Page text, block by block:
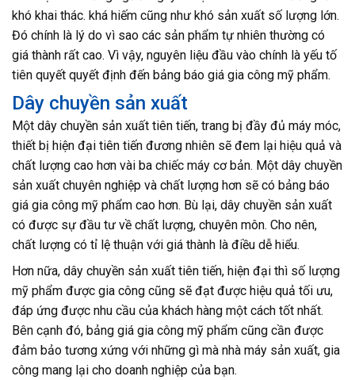
khó khai thác. khá hiếm cũng như khó sản xuất số lượng lớn.
Đó chính là lý do vì sao các sản phẩm tự nhiên thường có
giá thành rất cao. Vì vậy, nguyên liệu đầu vào chính là yếu tố
tiên quyết quyết định đến bảng báo giá gia công mỹ phẩm.
Dây chuyền sản xuất
Một dây chuyền sản xuất tiên tiến, trang bị đầy đủ máy móc,
thiết bị hiện đại tiên tiến đương nhiên sẽ đem lại hiệu quả và
chất lượng cao hơn vài ba chiếc máy cơ bản. Một dây chuyền
sản xuất chuyên nghiệp và chất lượng hơn sẽ có bảng báo
giá gia công mỹ phẩm cao hơn. Bù lại, dây chuyền sản xuất
có được sự đầu tư về chất lượng, chuyên môn. Cho nên,
chất lượng có tỉ lệ thuận với giá thành là điều dễ hiểu.
Hơn nữa, dây chuyền sản xuất tiên tiến, hiện đại thì số lượng
mỹ phẩm được gia công cũng sẽ đạt được hiệu quả tối ưu,
đáp ứng được nhu cầu của khách hàng một cách tốt nhất.
Bên cạnh đó, bảng giá gia công mỹ phẩm cũng cần được
đảm bảo tương xứng với những gì mà nhà máy sản xuất, gia
công mang lại cho doanh nghiệp của bạn.